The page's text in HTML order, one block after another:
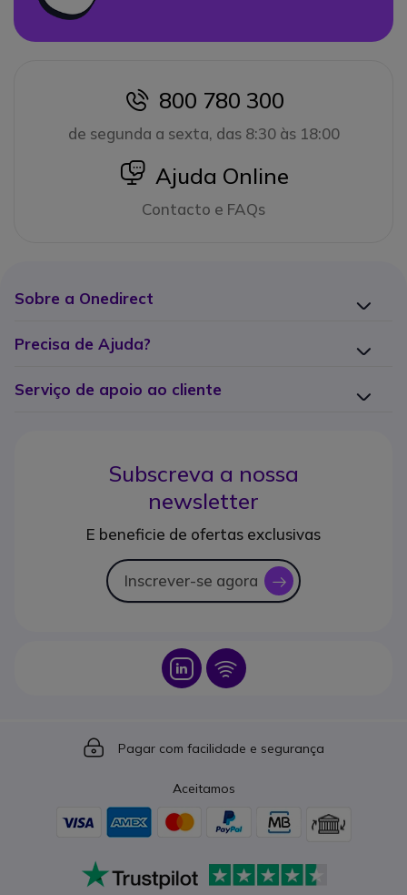
icon
800 780 300
de segunda a sexta, das 8:30 às 18:00
icon
Ajuda Online
Contacto e FAQs
Sobre a Onedirect
Precisa de Ajuda?
Serviço de apoio ao cliente
Subscreva a nossa
newsletter
E beneficie de ofertas exclusivas
Inscrever-se agora icon
Icon Icon
Icon
Pagar com facilidade e segurança
Aceitamos